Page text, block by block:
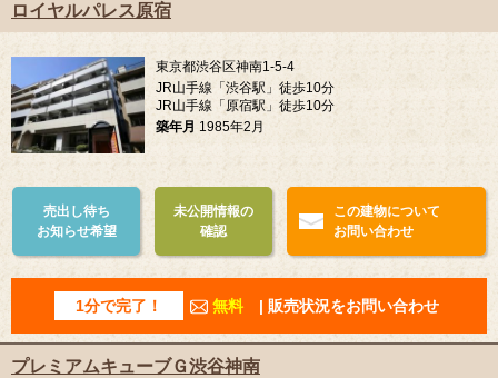
ロイヤルパレス原宿
東京都渋谷区神南1-5-4
JR山手線「渋谷駅」徒歩10分
JR山手線「原宿駅」徒歩10分
築年月 1985年2月
売出し待ち
お知らせ希望
未公開情報の
確認
この建物について
お問い合わせ
1分で完了！ 無料 | 販売状況をお問い合わせ
プレミアムキューブＧ渋谷神南